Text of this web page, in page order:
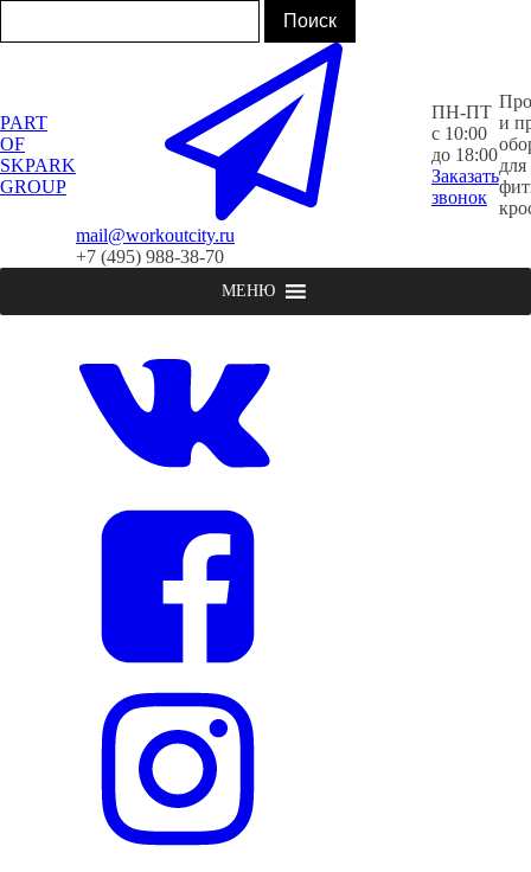
PART
OF
SKPARK
GROUP
mail@workoutcity.ru
+7 (495) 988-38-70
ПН-ПТ
с 10:00
до 18:00
Заказать
звонок
и
для
МЕНЮ